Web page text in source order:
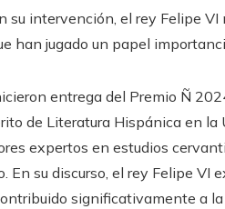
su intervención, el rey Felipe
han jugado un papel
entrega del Premio Ñ
de Literatura Hispánica en la
expertos en estudios
En su discurso, el rey Felipe
significativamente a